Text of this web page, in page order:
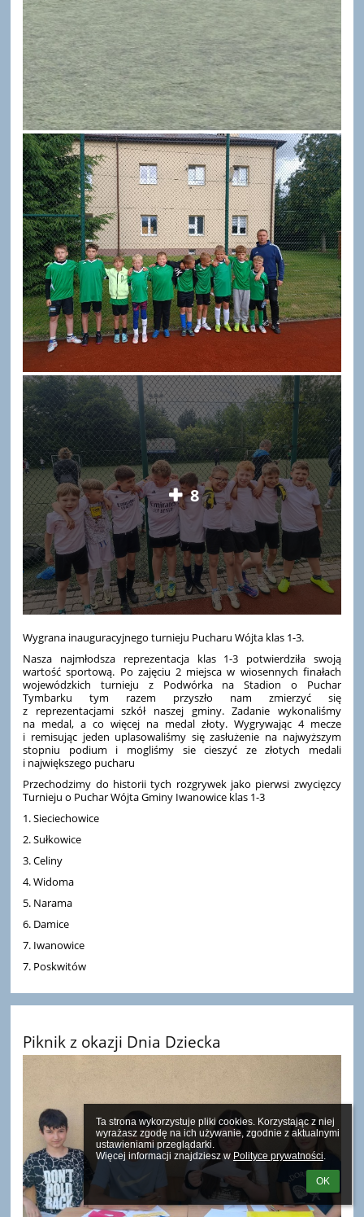
Ta strona wykorzystuje pliki cookies. Korzystając z niej
wyrażasz zgodę na ich używanie, zgodnie z aktualnymi
ustawieniami przeglądarki.
Więcej informacji znajdziesz w Polityce prywatności.
OK
8
Wygrana inauguracyjnego turnieju Pucharu Wójta klas 1-3.
Nasza najmłodsza reprezentacja klas 1-3 potwierdziła swoją
wartość sportową. Po zajęciu 2 miejsca w wiosennych finałach
wojewódzkich turnieju z Podwórka na Stadion o Puchar
Tymbarku tym razem przyszło nam zmierzyć się
z reprezentacjami szkół naszej gminy. Zadanie wykonaliśmy
na medal, a co więcej na medal złoty. Wygrywając 4 mecze
i remisując jeden uplasowaliśmy się zasłużenie na najwyższym
stopniu podium i mogliśmy sie cieszyć ze złotych medali
i największego pucharu
Przechodzimy do historii tych rozgrywek jako pierwsi zwycięzcy
Turnieju o Puchar Wójta Gminy Iwanowice klas 1-3
1. Sieciechowice
2. Sułkowice
3. Celiny
4. Widoma
5. Narama
6. Damice
7. Iwanowice
7. Poskwitów
Piknik z okazji Dnia Dziecka